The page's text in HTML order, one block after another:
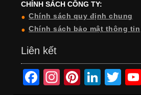
CHÍNH SÁCH CÔNG TY:
Chính sách quy định chung
Chính sách bảo mật thông tin
Liên kết
F
In
Pi
Li
T